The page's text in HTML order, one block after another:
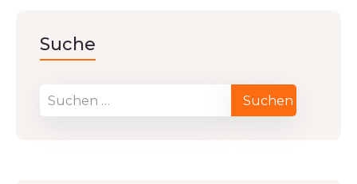
Suche